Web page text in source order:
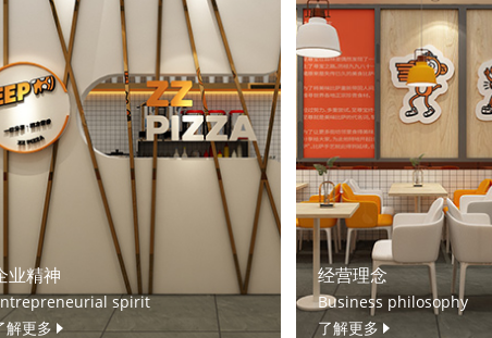
业精神
spirit
解更多
经营理念
Business philosophy
了解更多